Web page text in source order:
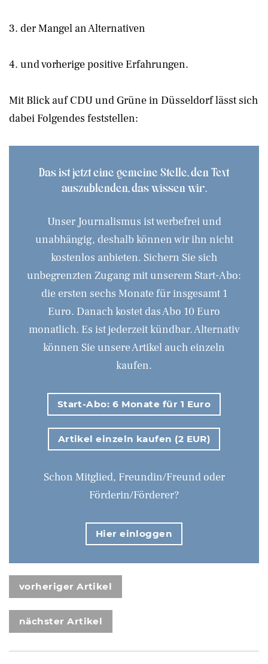
3. der Mangel an Alternativen
4. und vorherige positive Erfahrungen.
Mit Blick auf CDU und Grüne in Düsseldorf lässt sich
dabei Folgendes feststellen:
Das ist jetzt eine gemeine Stelle, den Text
auszublenden, das wissen wir.
Unser Journalismus ist werbefrei und
unabhängig, deshalb können wir ihn nicht
kostenlos anbieten. Sichern Sie sich
unbegrenzten Zugang mit unserem Start-Abo:
die ersten sechs Monate für insgesamt 1
Euro. Danach kostet das Abo 10 Euro
monatlich. Es ist jederzeit kündbar. Alternativ
können Sie unsere Artikel auch einzeln
kaufen.
Start-Abo: 6 Monate für 1 Euro
Artikel einzeln kaufen (2 EUR)
Schon Mitglied, Freundin/Freund oder
Förderin/Förderer?
Hier einloggen
vorheriger Artikel
nächster Artikel